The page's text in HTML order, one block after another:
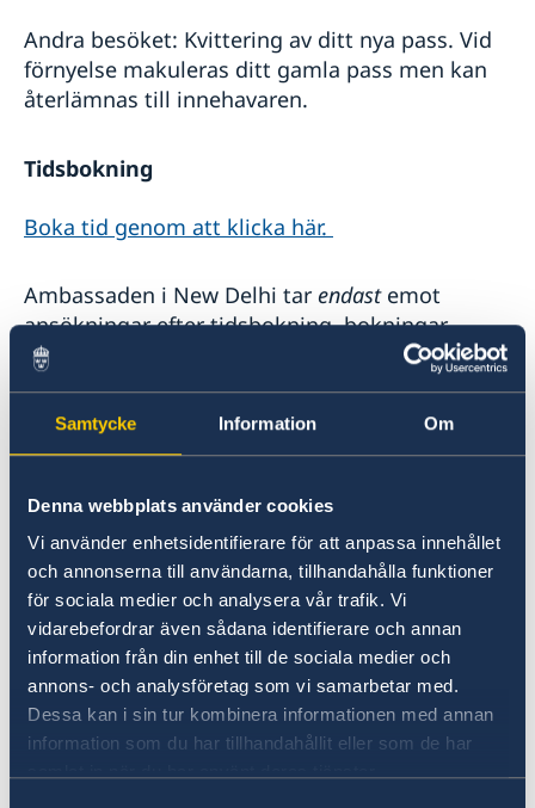
Samtycke Information Om
Denna webbplats använder cookies
Vi använder enhetsidentifierare för att anpassa innehållet
och annonserna till användarna, tillhandahålla funktioner
för sociala medier och analysera vår trafik. Vi
vidarebefordrar även sådana identifierare och annan
information från din enhet till de sociala medier och
annons- och analysföretag som vi samarbetar med.
Dessa kan i sin tur kombinera informationen med annan
information som du har tillhandahållit eller som de har
Andra besöket: Kvittering av ditt nya pass. Vid
förnyelse makuleras ditt gamla pass men kan
återlämnas till innehavaren.
Tidsbokning
Boka tid genom att klicka här.
Ambassaden i New Delhi tar endastemot
ansökningar efter tidsbokning, bokningar
görs
Olika alternativ för svenskar i utlandet
ansöka om ett nytt pass eller id-kort på olika
sätt:
Vid besök i Sverige. Snabbast och billigast
är att ansöka under ett besök i Sverige. Du
kan vända dig till vilken passmyndighet
som helst. Avgiften för ett vanligt pass och
nationellt ID-kort framgår på